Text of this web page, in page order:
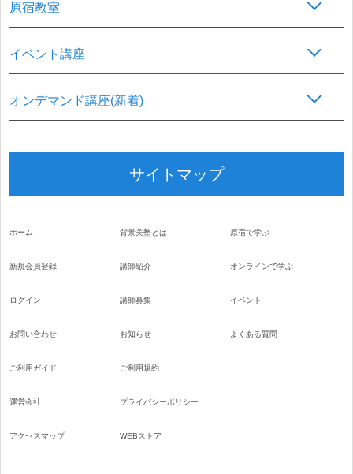
原宿教室
イベント講座
オンデマンド講座(新着)
サイトマップ
ホーム
新規会員登録
ログイン
お問い合わせ
背景美塾とは
講師紹介
講師募集
お知らせ
原宿で学ぶ
オンラインで学ぶ
イベント
よくある質問
ご利用ガイド
運営会社
アクセスマップ
ご利用規約
プライバシーポリシー
WEBストア